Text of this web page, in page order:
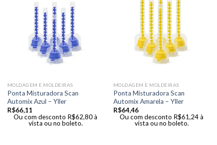
MOLDAGEM E MOLDEIRAS
Ponta Misturadora Scan
Automix Azul – Yller
R$66,11
Ou com desconto R$62,80à
vista ou no boleto.
MOLDAGEM E MOLDEIRAS
Ponta Misturadora Scan
Automix Amarela – Yller
R$64,46
Ou com desconto R$61,24à
vista ou no boleto.